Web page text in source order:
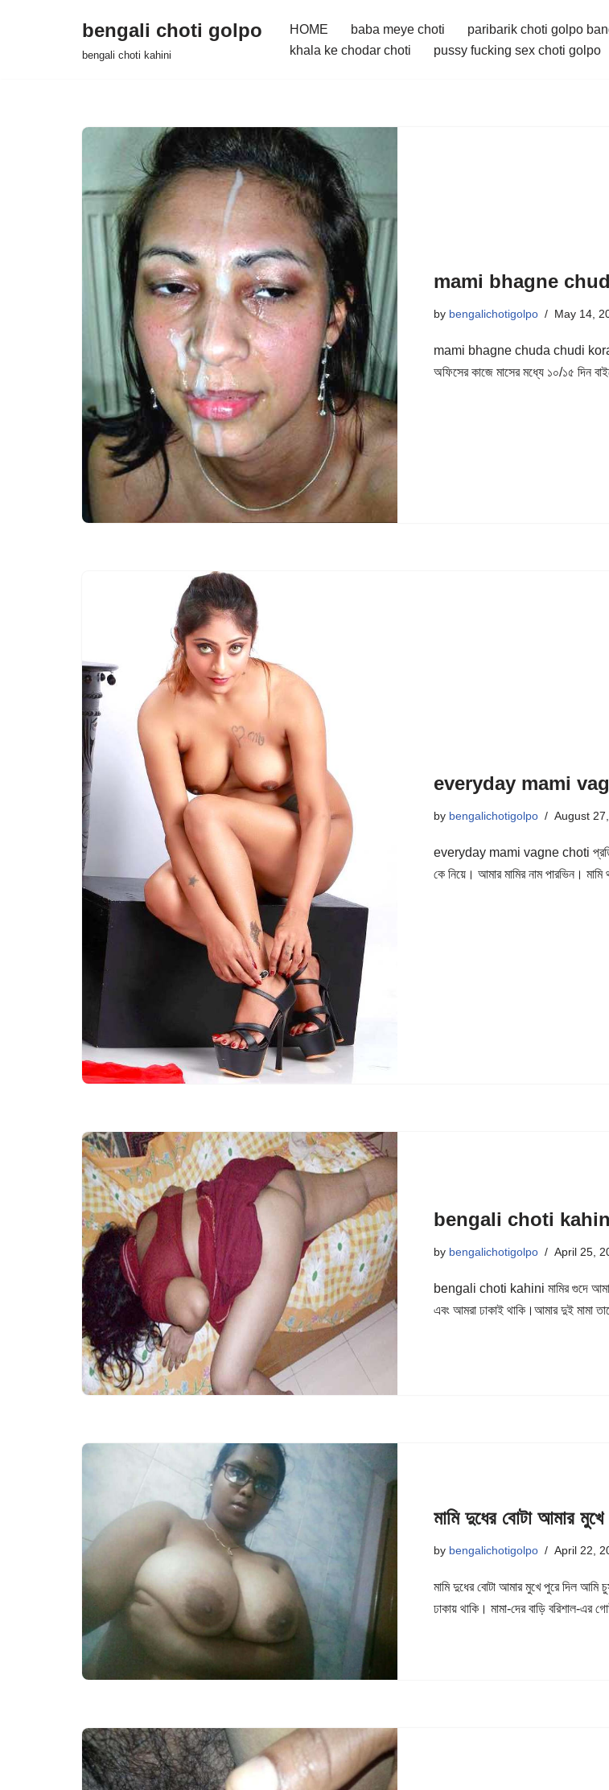
bengali choti golpo
bengali choti kahini
HOME baba meye choti paribarik choti golpo
khala ke chodar choti
pussy fucking sex choti golpo
mami bhagne
by bengalichotigolpo May 14,
mami bhagne chuda chudi korar
অফিসের কাজে মাসের মধ্যে ১০/১৫ দিন
everyday mami vagne
by bengalichotigolpo August
everyday mami vagne choti প্রতিদিন
কে নিয়ে। আমার মামির নাম পারভিন।
bengali choti kahini
by bengalichotigolpo April 25,
bengali choti kahini মামির গুদে আমার
এবং আমরা ঢাকাই থাকি।আমার দুই মামা
মামি দুধের বোটা আমার
by bengalichotigolpo April 22,
মামি দুধের বোটা আমার মুখে পুরে দিল
ঢাকায় থাকি। মামা-দের বাড়ি বরিশাল-এর